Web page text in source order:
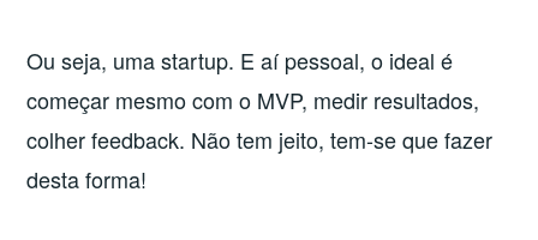
Ou seja, uma startup. E aí pessoal, o ideal é
começar mesmo com o MVP, medir resultados,
colher feedback. Não tem jeito, tem-se que fazer
desta forma!